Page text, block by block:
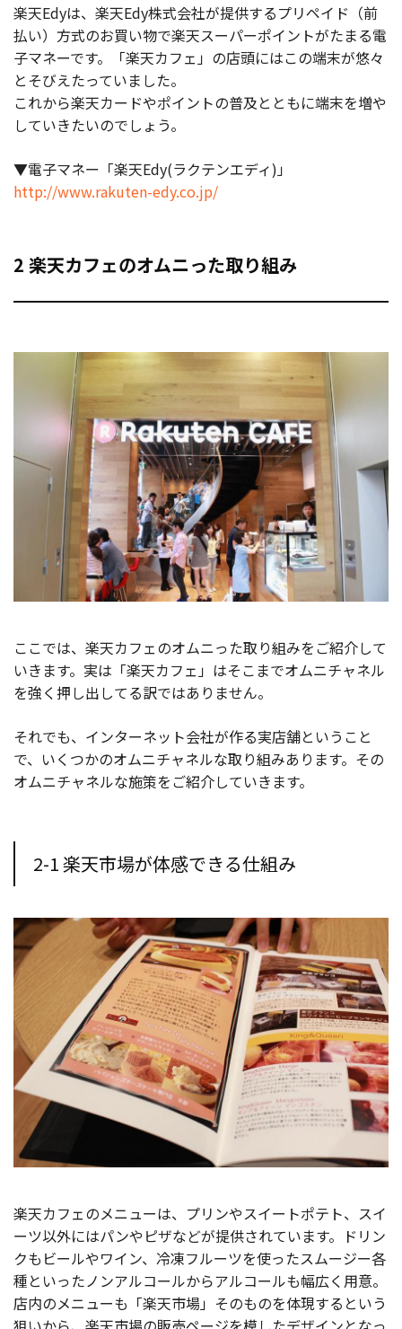
楽天Edyは、楽天Edy株式会社が提供するプリペイド（前
払い）方式のお買い物で楽天スーパーポイントがたまる電
子マネーです。「楽天カフェ」の店頭にはこの端末が悠々
とそびえたっていました。
これから楽天カードやポイントの普及とともに端末を増や
していきたいのでしょう。
▼電子マネー「楽天Edy(ラクテンエディ)」
http://www.rakuten-edy.co.jp/
2 楽天カフェのオムニった取り組み
ここでは、楽天カフェのオムニった取り組みをご紹介して
いきます。実は「楽天カフェ」はそこまでオムニチャネル
を強く押し出してる訳ではありません。
それでも、インターネット会社が作る実店舗ということ
で、いくつかのオムニチャネルな取り組みあります。その
オムニチャネルな施策をご紹介していきます。
2-1 楽天市場が体感できる仕組み
楽天カフェのメニューは、プリンやスイートポテト、スイ
ーツ以外にはパンやピザなどが提供されています。ドリン
クもビールやワイン、冷凍フルーツを使ったスムージー各
種といったノンアルコールからアルコールも幅広く用意。
店内のメニューも「楽天市場」そのものを体現するという